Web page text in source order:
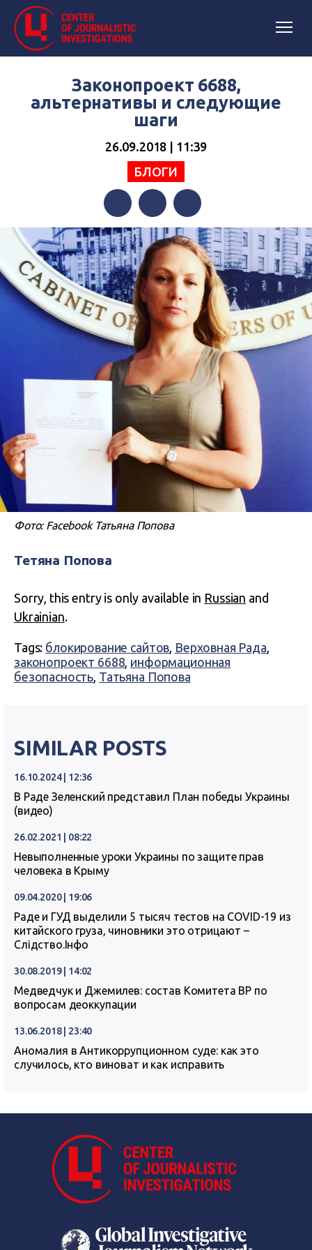
Законопроект 6688,
альтернативы и следующие
шаги
26.09.2018 | 11:39
БЛОГИ
FacebookTwitterTelegram
Фото: Facebook Татьяна Попова
Тетяна Попова
Sorry, this entry is only available in Russian and
Ukrainian.
Tags: блокирование сайтов, Верховная Рада,
законопроект 6688, информационная
безопасность, Татьяна Попова
SIMILAR POSTS
16.10.2024 | 12:36
В Раде Зеленский представил План победы Украины
(видео)
26.02.2021 | 08:22
Невыполненные уроки Украины по защите прав
человека в Крыму
09.04.2020 | 19:06
Раде и ГУД выделили 5 тысяч тестов на COVID-19 из
китайского груза, чиновники это отрицают –
Слідство.Інфо
30.08.2019 | 14:02
Медведчук и Джемилев: состав Комитета ВР по
вопросам деоккупации
13.06.2018 | 23:40
Аномалия в Антикоррупционном суде: как это
случилось, кто виноват и как исправить